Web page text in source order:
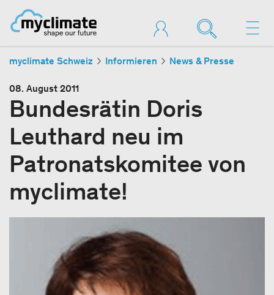
myclimate Schweiz Informieren News & Presse
08. August 2011
Bundesrätin Doris
Leuthard neu im
Patronatskomitee von
myclimate!